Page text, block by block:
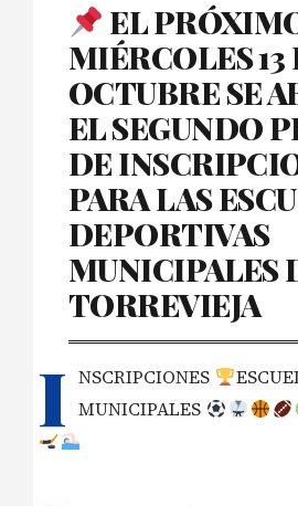
EL
MIÉRCOLES 13
OCTUBRE SE
EL SEGUNDO
DE
PARA LAS
DEPORTIVAS
MUNICIPALES
TORREVIEJA
I NSCRIPCIONES
MUNICIPALES